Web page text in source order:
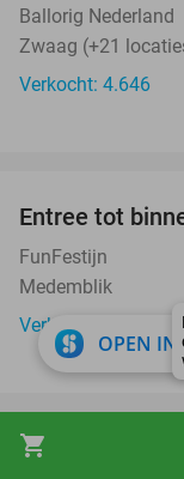
shopping_cart
Ballorig Nederland
Zwaag (+21
Verkocht: 4.646
Entree tot
FunFestijn
Medemblik
Verkocht: 681
OPEN IN